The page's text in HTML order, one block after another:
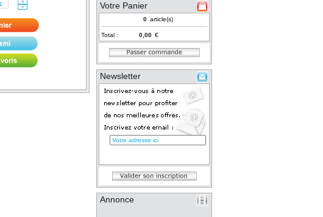
Votre Panier
article(s)
Total : €
Newsletter
Annonce